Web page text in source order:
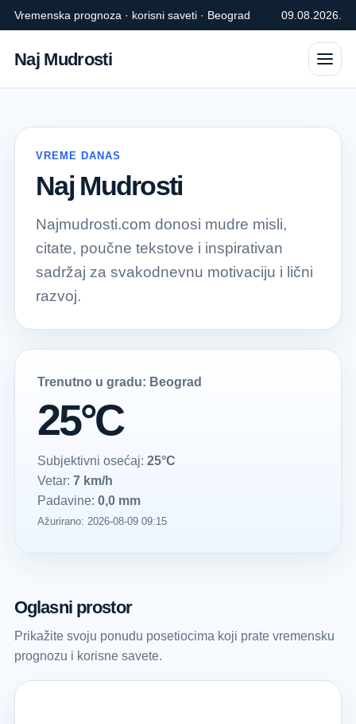
Vremenska prognoza · korisni saveti · Beograd 09.08.2026.
Naj Mudrosti
VREME DANAS
Naj Mudrosti
Najmudrosti.com donosi mudre misli,
citate, poučne tekstove i inspirativan
sadržaj za svakodnevnu motivaciju i lični
razvoj.
Trenutno u gradu: Beograd
25°C
Subjektivni osećaj: 25°C
Vetar: 7 km/h
Padavine: 0,0 mm
Ažurirano: 2026-08-09 09:15
Oglasni prostor
Prikažite svoju ponudu posetiocima koji prate vremensku
prognozu i korisne savete.